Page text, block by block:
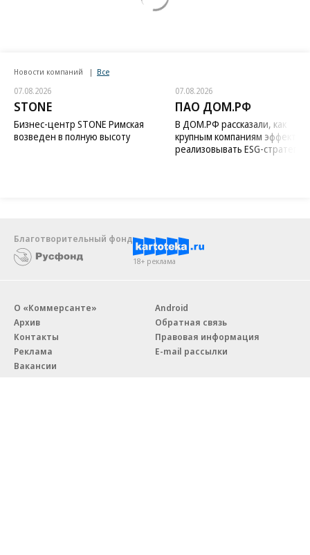
Новости компаний Все
07.08.2026
STONE
Бизнес-центр STONE Римская
возведен в полную высоту
07.08.2026
ПАО ДОМ.РФ
В ДОМ.РФ рассказали, как
крупным компаниям
реализовывать ESG-стратегию
Благотворительный фонд
18+ реклама
О «Коммерсанте»
Архив
Контакты
Реклама
Вакансии
Android
Обратная связь
Правовая информация
E-mail рассылки